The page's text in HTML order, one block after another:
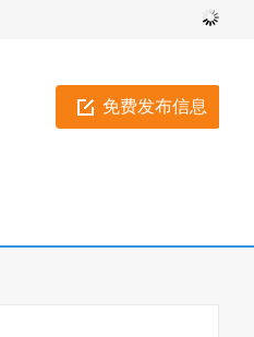
免费发布信息